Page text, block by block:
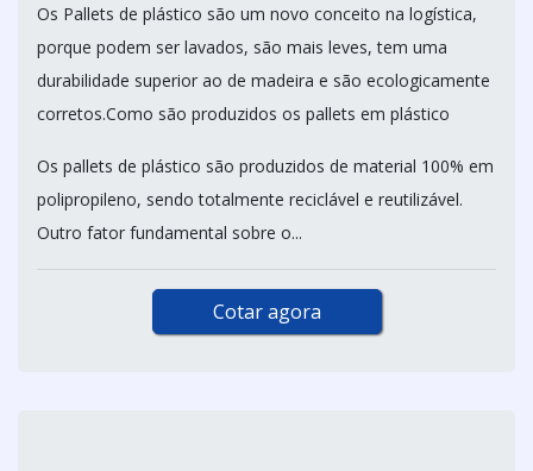
Os Pallets de plástico são um novo conceito na logística,
porque podem ser lavados, são mais leves, tem uma
durabilidade superior ao de madeira e são ecologicamente
corretos.Como são produzidos os pallets em plástico
Os pallets de plástico são produzidos de material 100% em
polipropileno, sendo totalmente reciclável e reutilizável.
Outro fator fundamental sobre o...
Cotar agora